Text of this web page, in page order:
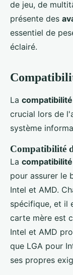
de jeu, de
présente des
essentiel de
éclairé.
La
crucial lors de
système
Compatibilité
La
pour assurer le
Intel et AMD.
spécifique, et il
carte mère est
Intel et AMD
que LGA pour
ses propres